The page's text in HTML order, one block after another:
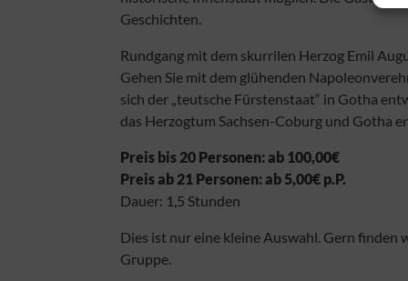
Geschichten.
Rundgang mit dem skurrilen Herzog Emil
Gehen Sie mit dem glühenden
sich der „teutsche Fürstenstaat“ in Gotha
das Herzogtum Sachsen-Coburg und Gotha
Preis bis 20 Personen: ab 100,00€
Preis ab 21 Personen: ab 5,00€ p.P.
Dauer: 1,5 Stunden
Dies ist nur eine kleine Auswahl. Gern finden
Gruppe.